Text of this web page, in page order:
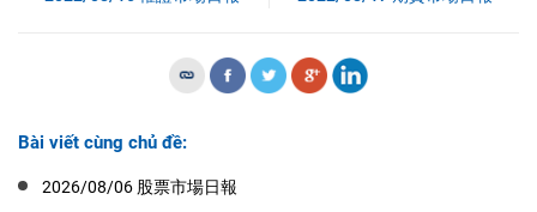
Bài viết cùng chủ đề:
2026/08/06 股票市場日報